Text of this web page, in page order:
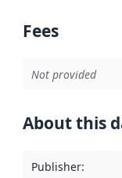
Fees
Not provided
About this
Publisher: